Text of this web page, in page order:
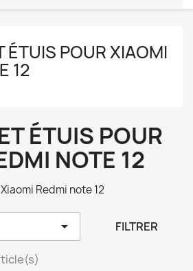
ÉTUIS POUR XIAOMI
12
ÉTUIS POUR
NOTE 12
Redmi note 12
 FILTRER